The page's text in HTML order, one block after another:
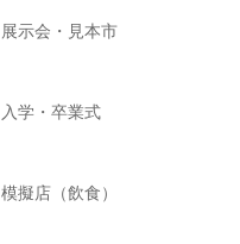
展示会・見本市
入学・卒業式
模擬店（飲食）